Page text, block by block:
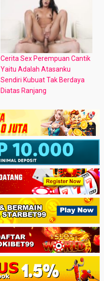
Cerita Sex Perempuan Cantik
Yaitu Adalah Atasanku
Sendiri Kubuat Tak Berdaya
Diatas Ranjang